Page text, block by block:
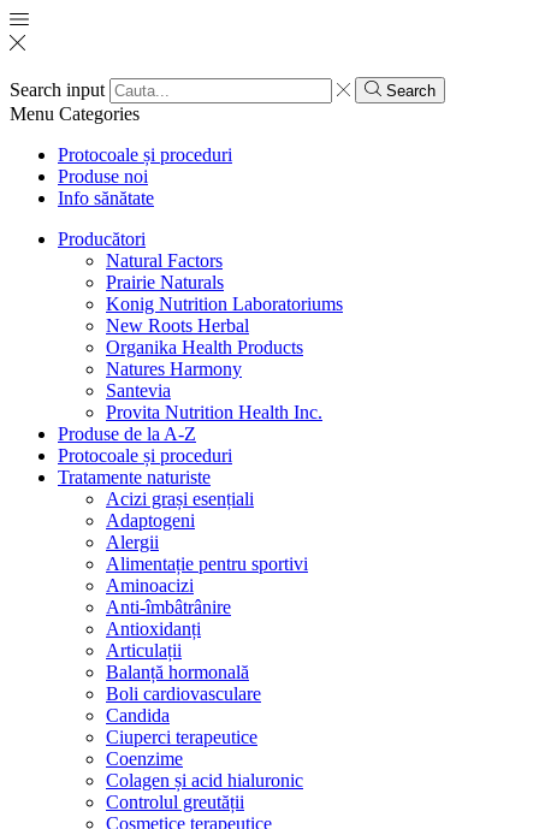
Search input Search
Menu Categories
Protocoale și proceduri
Produse noi
Info sănătate
Producători
Natural Factors
Prairie Naturals
Konig Nutrition Laboratoriums
New Roots Herbal
Organika Health Products
Natures Harmony
Santevia
Provita Nutrition Health Inc.
Produse de la A-Z
Protocoale și proceduri
Tratamente naturiste
Acizi grași esențiali
Adaptogeni
Alergii
Alimentație pentru sportivi
Aminoacizi
Anti-îmbâtrânire
Antioxidanți
Articulații
Balanță hormonală
Boli cardiovasculare
Candida
Ciuperci terapeutice
Coenzime
Colagen și acid hialuronic
Controlul greutății
Cosmetice terapeutice